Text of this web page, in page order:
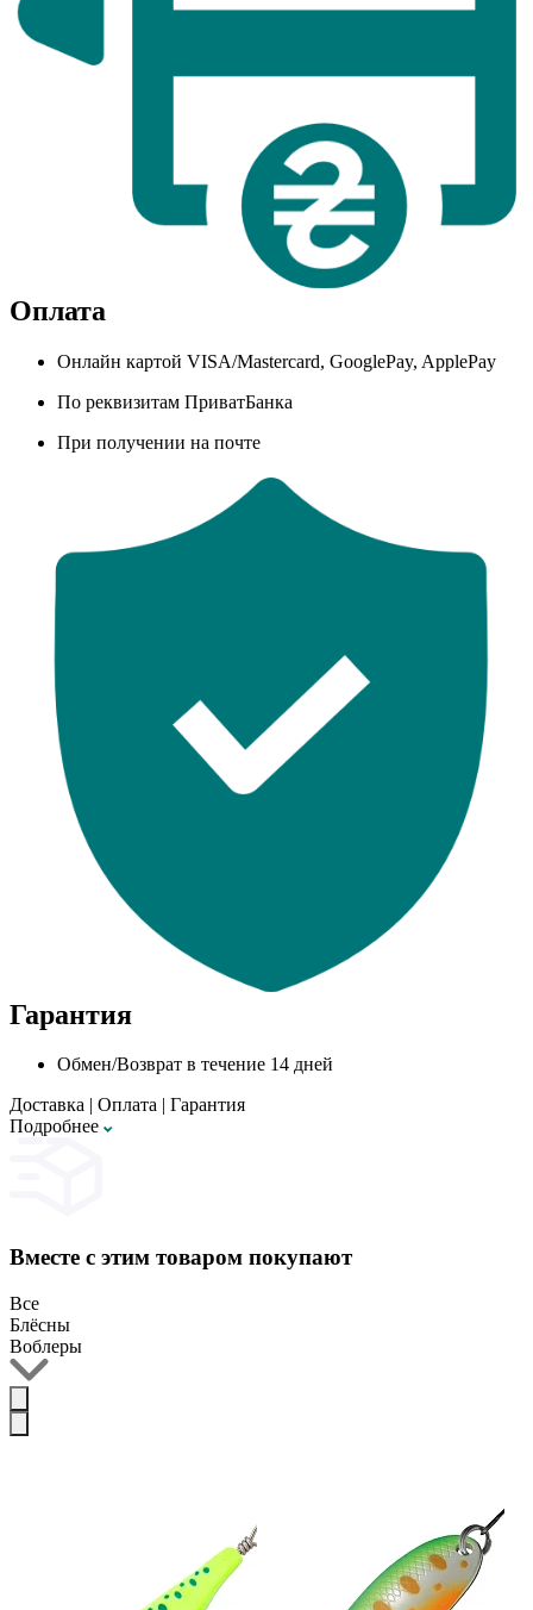
Оплата
Онлайн картой VISA/Mastercard, GooglePay, ApplePay
По реквизитам ПриватБанка
При получении на почте
Гарантия
Обмен/Возврат в течение 14 дней
Доставка | Оплата | Гарантия
Подробнее
Вместе с этим товаром покупают
Все
Блёсны
Воблеры